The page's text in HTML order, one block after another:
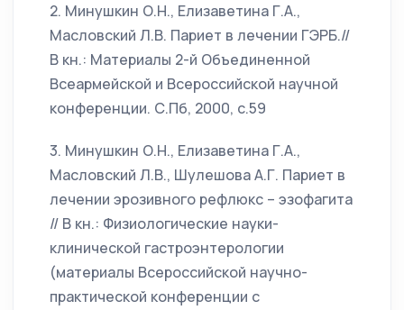
2. Минушкин О.Н., Елизаветина Г.А.,
Масловский Л.В. Париет в лечении ГЭРБ.//
В кн.: Материалы 2-й Объединенной
Всеармейской и Всероссийской научной
конференции. С.Пб, 2000, с.59
3. Минушкин О.Н., Елизаветина Г.А.,
Масловский Л.В., Шулешова А.Г. Париет в
лечении эрозивного рефлюкс – эзофагита
// В кн.: Физиологические науки-
клинической гастроэнтерологии
(материалы Всероссийской научно-
практической конференции с